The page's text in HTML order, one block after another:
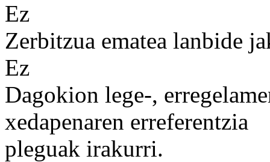
Ez
Zerbitzua ematea lanbide
Ez
Dagokion lege-,
xedapenaren erreferentzia
pleguak irakurri.